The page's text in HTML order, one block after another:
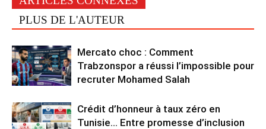
PLUS DE L'AUTEUR
Mercato choc : Comment
Trabzonspor a réussi l’impossible pour
recruter Mohamed Salah
Crédit d’honneur à taux zéro en
Tunisie… Entre promesse d’inclusion